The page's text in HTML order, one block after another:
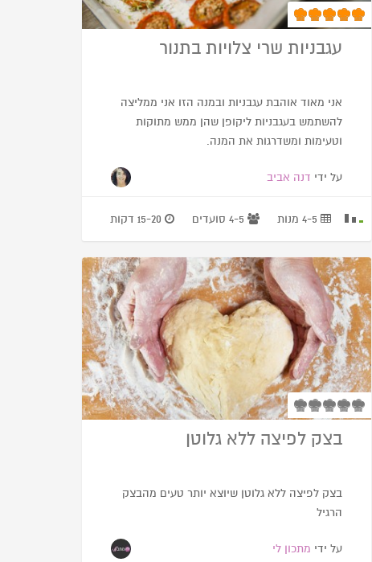
עגבניות שרי צלויות בתנור
אני מאוד אוהבת עגבניות ובמנה הזו אני ממליצה
להשתמש בעגבניות ליקופן שהן ממש מתוקות
וטעימות ומשדרגות את המנה.
על ידי דנה אביב
בצק לפיצה ללא גלוטן
בצק לפיצה ללא גלוטן שיוצא יותר טעים מהבצק
הרגיל
על ידי מתכון לי